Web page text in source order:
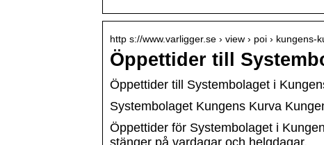
http s://www.varligger.se › view › poi › kungens-
Öppettider till
Öppettider till Systembolaget i
Systembolaget Kungens Kurva
Öppettider för Systembolaget i